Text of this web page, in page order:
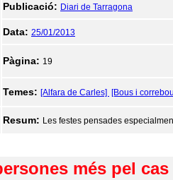
Publicació: Diari de Tarragona
Data: 25/01/2013
Pàgina: 19
Temes: [Alfara de Carles] [Bous i
Resum: Les festes pensades
més pel